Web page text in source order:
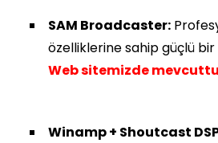
SAM Broadcaster:
özelliklerine sahip güçlü
Web sitemizde
Winamp + Shoutcast